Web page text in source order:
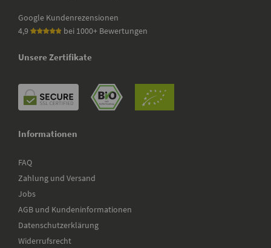
Google Kundenrezensionen
4,9
bei 1000+ Bewertungen
Unsere Zertifikate
Informationen
FAQ
Zahlung und Versand
Jobs
AGB und Kundeninformationen
Datenschutzerklärung
Widerrufsrecht